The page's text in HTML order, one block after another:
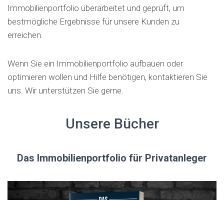
Immobilienportfolio überarbeitet und geprüft, um
bestmögliche Ergebnisse für unsere Kunden zu
erreichen.
Wenn Sie ein Immobilienportfolio aufbauen oder
optimieren wollen und Hilfe benötigen, kontaktieren Sie
uns. Wir unterstützen Sie gerne.
Unsere Bücher
Das Immobilienportfolio für Privatanleger